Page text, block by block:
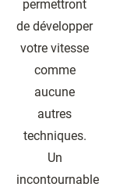
permettront
de développer
votre vitesse
comme
aucune
autres
techniques.
Un
incontournable